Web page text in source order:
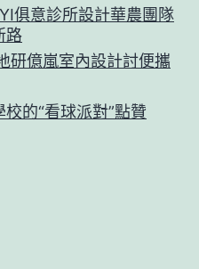
俱意診所設計華農團隊
路
研億嵐室內設計討便攜
的“看球派對”點贊